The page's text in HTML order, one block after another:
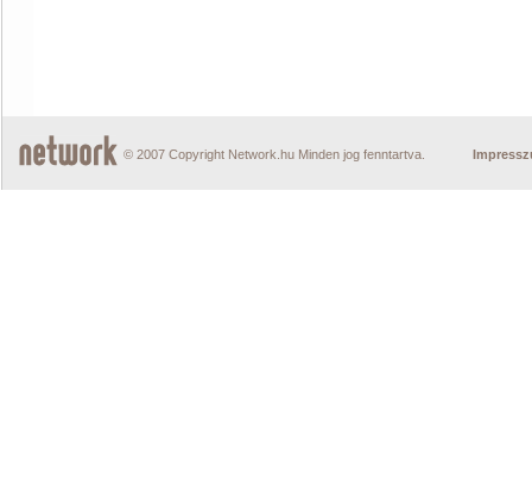
© 2007 Copyright Network.hu Minden jog fenntartva.